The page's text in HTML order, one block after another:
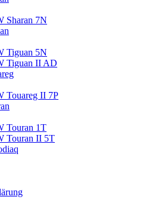
Sharan 7N
Tiguan 5N
Tiguan II AD
Touareg II 7P
Touran 1T
Touran II 5T